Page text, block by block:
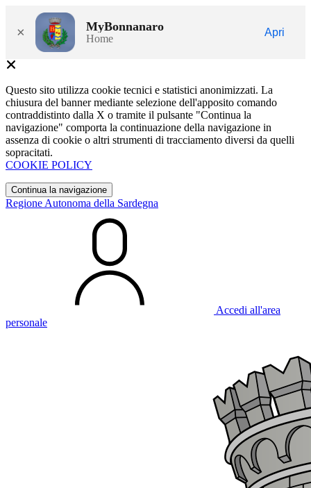
× MyBonnanaro
Home
Apri
Questo sito utilizza cookie tecnici e statistici anonimizzati. La
chiusura del banner mediante selezione dell'apposito comando
contraddistinto dalla X o tramite il pulsante "Continua la
navigazione" comporta la continuazione della navigazione in
assenza di cookie o altri strumenti di tracciamento diversi da quelli
sopracitati.
COOKIE POLICY
Continua la navigazione
Regione Autonoma della Sardegna
Accedi all'area
personale